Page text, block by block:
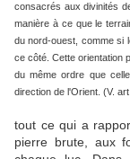
consacrés aux divinités
manière à ce que le
du nord-ouest, comme si
ce côté. Cette orientation
du même ordre que
direction de l'Orient. (V.
tout ce qui a
pierre brute, aux